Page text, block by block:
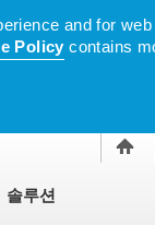
and for
Policy contains
솔루션